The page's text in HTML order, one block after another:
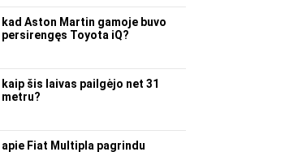
kad Aston Martin gamoje buvo
persirengęs Toyota iQ?
kaip šis laivas pailgėjo net 31
metru?
apie Fiat Multipla pagrindu